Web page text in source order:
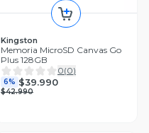
Kingston
Memoria MicroSD Canvas Go
Plus 128GB
0(0)
6% $39.990
$42.990